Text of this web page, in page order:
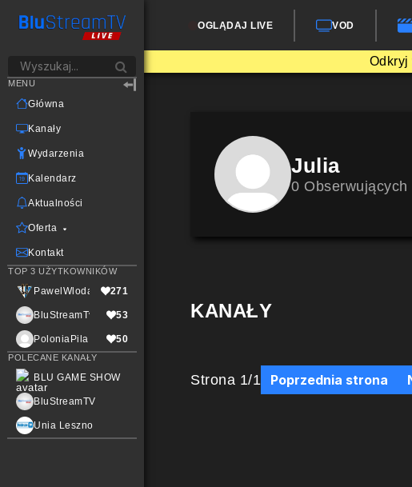
OGLĄDAJ LIVE VOD
Odkryj
MENU
Główna
Kanały
Wydarzenia
Kalendarz
Aktualności
Oferta
Kontakt
TOP 3 UŻYTKOWNIKÓW
PawelWlodarczak271
BluStreamTvLive53
PoloniaPila 50
POLECANE KANAŁY
BLU GAME SHOW
BluStreamTV
Unia Leszno
Julia
0 Obserwujących
KANAŁY
Strona 1/1 Poprzednia strona